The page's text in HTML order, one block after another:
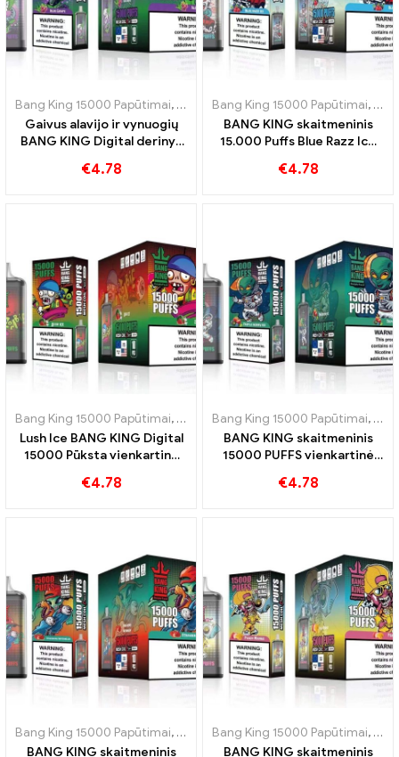
Bang King 15000 Papūtimai, Vienkartinės elektroninės cigaretės
Gaivus alavijo ir vynuogių
BANG KING Digital derinys
elektroninė cigaretė
€4.78
Bang King 15000 Papūtimai,
BANG KING skaitmeninis
15.000 Puffs Blue Razz Ice
elektroninė cigaretė
€4.78
Bang King 15000 Papūtimai, Vienkartinės elektroninės cigaretės
Lush Ice BANG KING Digital
15000 Pūksta vienkartinė
Puff arbūzas
€4.78
Bang King 15000 Papūtimai,
BANG KING skaitmeninis
15000 PUFFS vienkartinė
mėgautis 15000 Traukiniai
€4.78
Bang King 15000 Papūtimai, Vienkartinės elektroninės cigaretės
BANG KING skaitmeninis
Bang King 15000 Papūtimai,
BANG KING skaitmeninis